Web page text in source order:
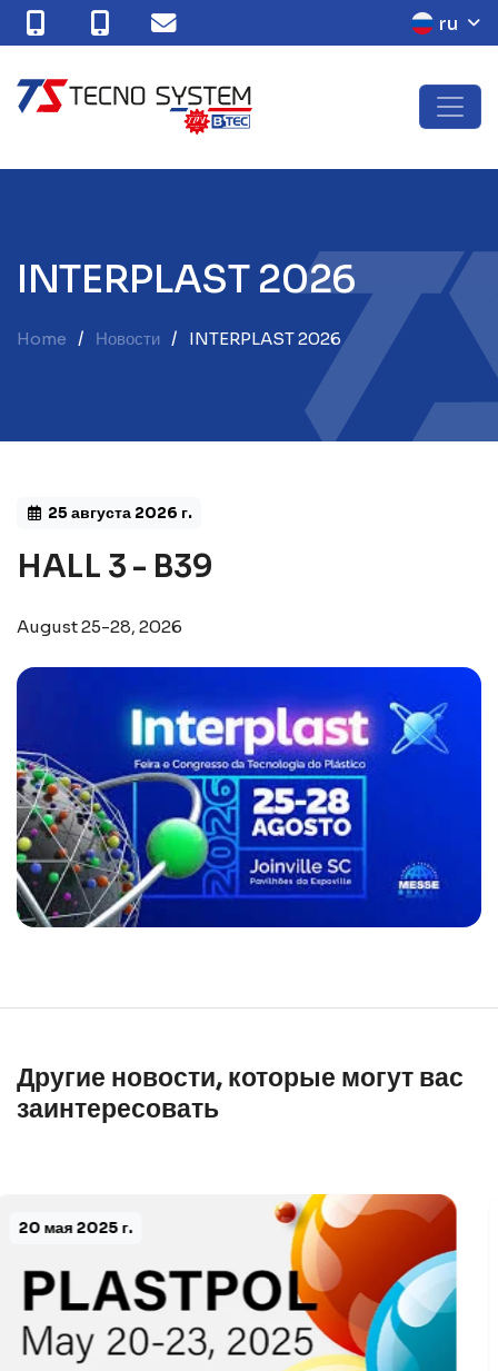
ru
INTERPLAST 2026
Home Новости INTERPLAST 2026
25 августа 2026 г.
HALL 3 - B39
August 25-28, 2026
Другие новости, которые могут вас
заинтересовать
8 октября 2025 г.